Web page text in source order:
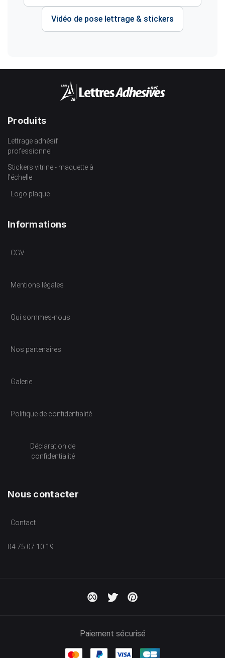
Vidéo de pose lettrage & stickers
Produits
Lettrage adhésif
professionnel
Stickers vitrine - maquette à
l’échelle
Logo plaque
Informations
CGV
Mentions légales
Qui sommes-nous
Nos partenaires
Galerie
Politique de confidentialité
Déclaration de
confidentialité
Nous contacter
Contact
04 75 07 10 19
Paiement sécurisé